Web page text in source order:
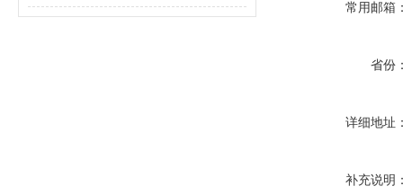
常用邮箱
省份
详细地址
补充说明